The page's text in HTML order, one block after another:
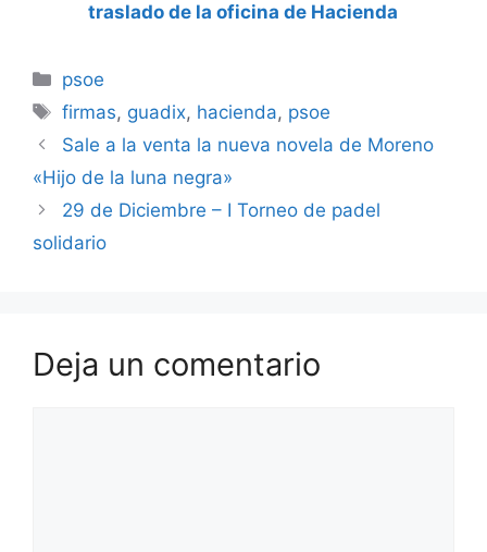
traslado de la oficina de Hacienda
Categorías
psoe
Etiquetas
firmas, guadix, hacienda, psoe
Sale a la venta la nueva novela de Moreno
«Hijo de la luna negra»
29 de Diciembre – I Torneo de padel
solidario
Deja un comentario